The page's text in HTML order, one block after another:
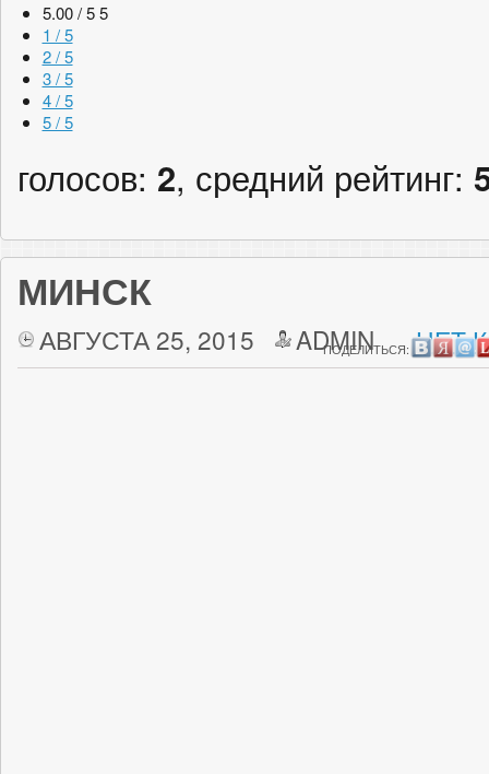
5.00 / 5 5
1 / 5
2 / 5
3 / 5
4 / 5
5 / 5
голосов: 2, средний рейтинг:
МИНСК
АВГУСТА 25, 2015 ADMIN НЕТ
ПОДЕЛИТЬСЯ: